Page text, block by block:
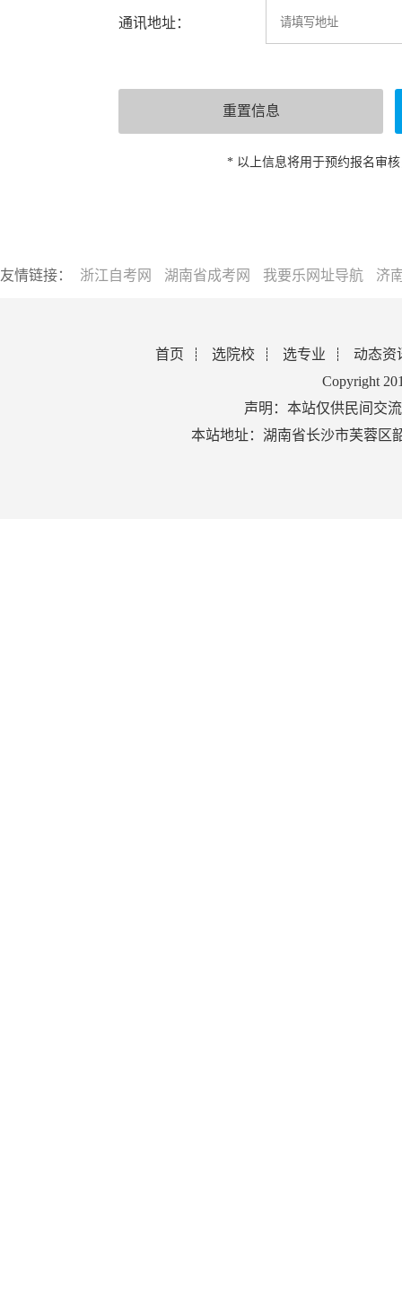
通讯地址：
* 以上信息将用于预约报名审
友情链接： 浙江自考网 湖南省成考网 我要乐网址导航 济
首页 选院校 选专业
动态资
Copyright
声明：本站仅供民间交
本站地址：湖南省长沙市芙蓉区